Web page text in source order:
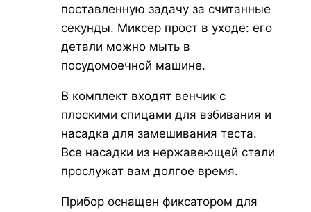
поставленную задачу за считанные
секунды. Миксер прост в уходе: его
детали можно мыть в
посудомоечной машине.
В комплект входят венчик с
плоскими спицами для взбивания и
насадка для замешивания теста.
Все насадки из нержавеющей стали
прослужат вам долгое время.
Прибор оснащен фиксатором для